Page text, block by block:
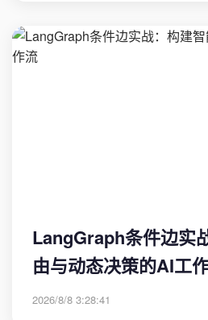
LangGraph条件边实
由与动态决策的AI工
2026/8/8 3:28:41